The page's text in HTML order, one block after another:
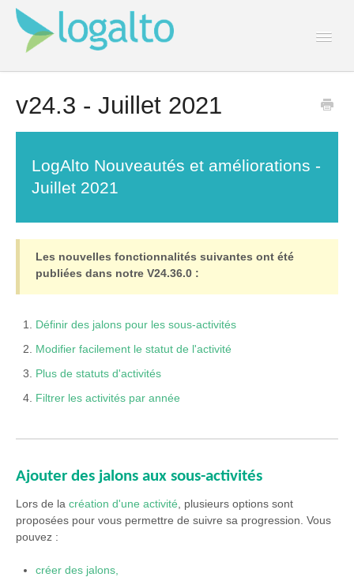
Contact
v24.3 - Juillet 2021
LogAlto Nouveautés et améliorations -
Juillet 2021
Les nouvelles fonctionnalités suivantes ont été
publiées dans notre V24.36.0 :
Définir des jalons pour les sous-activités
Modifier facilement le statut de l'activité
Plus de statuts d'activités
Filtrer les activités par année
Ajouter des jalons aux sous-activités
Lors de la création d'une activité , plusieurs options sont
proposées pour vous permettre de suivre sa progression. Vous
pouvez :
créer des jalons,